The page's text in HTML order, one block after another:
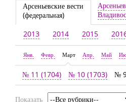
Арсеньевские вести
(федеральная)
2013 2014 2015
Янв. Февр. Март Апр. Май
№ 11 (1704) № 10 (1703) №
Показать